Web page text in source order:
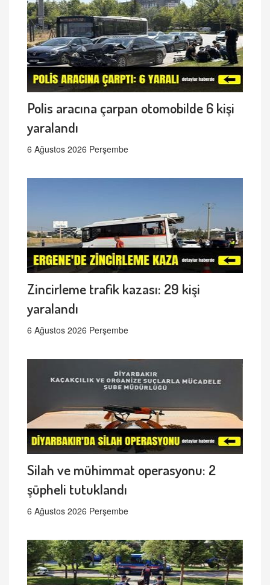
Polis aracına çarpan otomobilde 6 kişi
yaralandı
6 Ağustos 2026 Perşembe
Zincirleme trafik kazası: 29 kişi
yaralandı
6 Ağustos 2026 Perşembe
Silah ve mühimmat operasyonu: 2
şüpheli tutuklandı
6 Ağustos 2026 Perşembe